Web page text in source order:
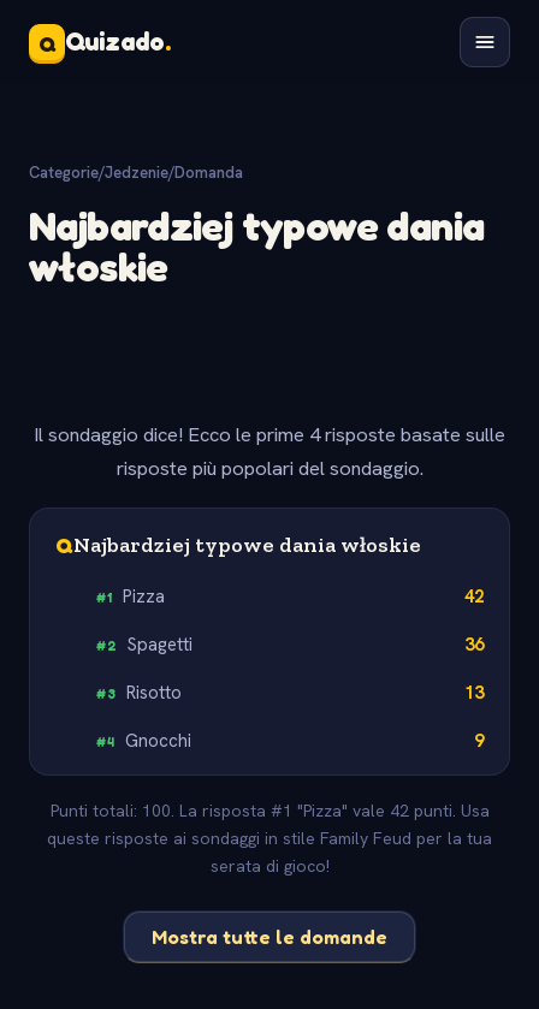
Q Quizado.
Categorie/Jedzenie/Domanda
Najbardziej typowe dania
włoskie
Il sondaggio dice! Ecco le prime 4 risposte basate sulle
risposte più popolari del sondaggio.
QNajbardziej typowe dania włoskie
#1 Pizza 42
#2 Spagetti 36
#3 Risotto 13
#4 Gnocchi 9
Punti totali: 100. La risposta #1 "Pizza" vale 42 punti. Usa
queste risposte ai sondaggi in stile Family Feud per la tua
serata di gioco!
Mostra tutte le domande